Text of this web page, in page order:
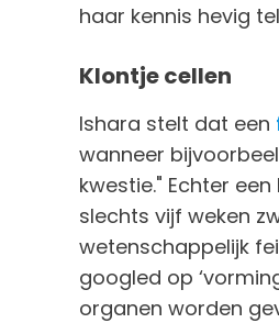
haar kennis hevig
Klontje cellen
Ishara stelt dat een
wanneer
kwestie." Echter
slechts vijf weken
wetenschappelijk
googled op
organen worden